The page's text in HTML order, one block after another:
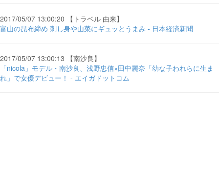
2017/05/07 13:00:20 【トラベル 由来】
富山の昆布締め 刺し身や山菜にギュッとうまみ - 日本経済新聞
2017/05/07 13:00:13 【南沙良】
「nicola」モデル・南沙良、浅野忠信×田中麗奈「幼な子われらに生ま
れ」で女優デビュー！ - エイガドットコム